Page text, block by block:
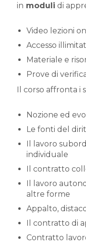
in moduli di
Video lezioni
Accesso
Materiale e
Prove di
Il corso affronta i
Nozione ed
Le fonti del
Il lavoro
individuale
Il contratto
Il lavoro
altre forme
Appalto,
Il contratto di
Contratto